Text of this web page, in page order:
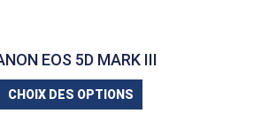
EOS 5D MARK III
CHOIX DES OPTIONS